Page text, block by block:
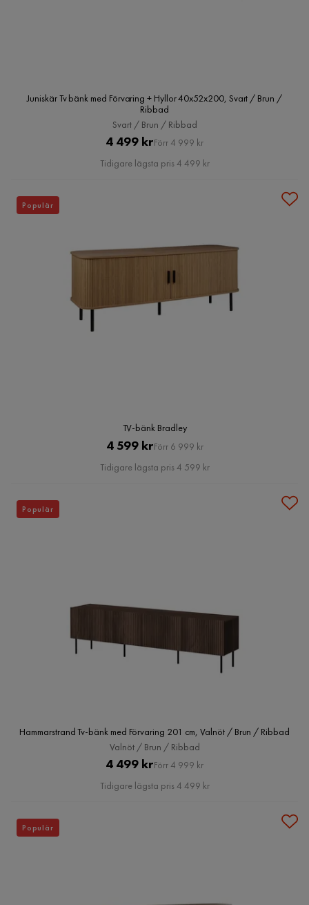
Juniskär Tv bänk med Förvaring + Hyllor 40x52x200, Svart / Brun /
Ribbad
Svart / Brun / Ribbad
Pris
4 499 krOriginal
Pris
Förr 4 999 kr
Tidigare lägsta pris 4 499 kr
TV-bänk Bradley
Pris
4 599 krOriginal
Pris
Förr 6 999 kr
Tidigare lägsta pris 4 599 kr
Populär
Hammarstrand Tv-bänk med Förvaring 201 cm, Valnöt / Brun / Ribbad
Valnöt / Brun / Ribbad
Pris
4 499 krOriginal
Pris
Förr 4 999 kr
Tidigare lägsta pris 4 499 kr
Populär
Populär